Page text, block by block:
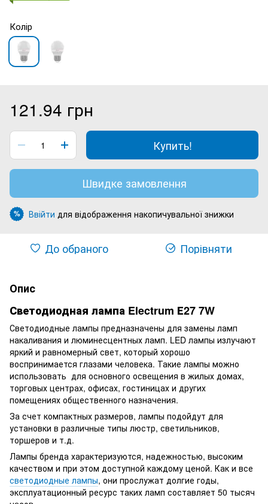
Колір
121.94 грн
Купить!
Швидке замовлення
% Ввійти для відображення накопичувальної знижки
До обраного Порівняти
Опис
Светодиодная лампа Electrum Е27 7W
Светодиодные лампы предназначены для замены ламп
накаливания и люминесцентных ламп. LED лампы излучают
яркий и равномерный свет, который хорошо
воспринимается глазами человека. Такие лампы можно
использовать для основного освещения в жилых домах,
торговых центрах, офисах, гостиницах и других
помещениях общественного назначения.
За счет компактных размеров, лампы подойдут для
установки в различные типы люстр, светильников,
торшеров и т.д.
Лампы бренда характеризуются, надежностью, высоким
качеством и при этом доступной каждому ценой. Как и все
светодиодные лампы, они прослужат долгие годы,
эксплуатационный ресурс таких ламп составляет 50 тысяч